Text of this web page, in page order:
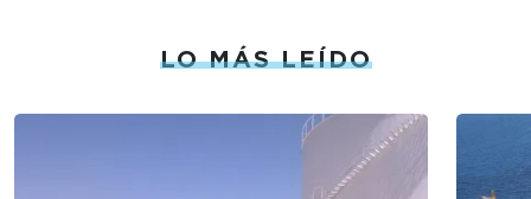
LO MÁS LEÍDO